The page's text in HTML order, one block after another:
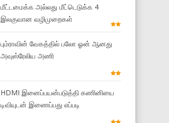
மீட்டமைக்க அல்லது மீட்டெடுக்க 4
இலகுவான வழிமுறைகள்
பும்ராவின் வேகத்தில் பலோ ஓன் ஆனது
அவுஸ்ரேலிய அணி
HDMI இனைப்பயன்படுத்தி கணினியை
டிவியுடன் இணைப்பது எப்படி